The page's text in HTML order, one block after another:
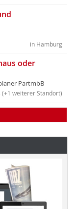
in Hamburg
oder
PartmbB
(+1 weiterer Standort)